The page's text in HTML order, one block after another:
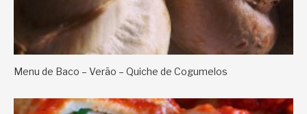
Menu de Baco – Verão – Quiche de Cogumelos